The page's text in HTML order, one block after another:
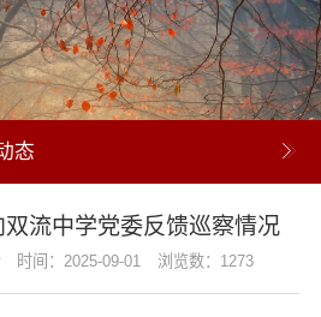
态
流中学党委反馈巡察情况
时间：2025-09-01 浏览数：1273